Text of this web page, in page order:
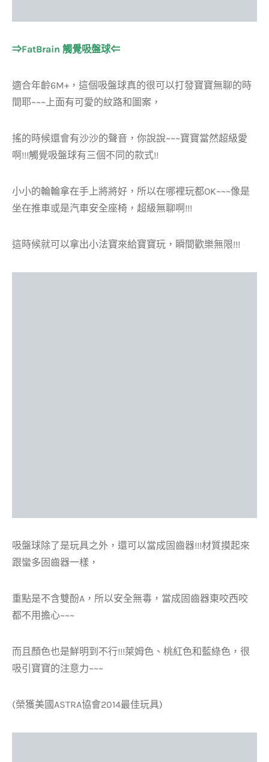
⇒FatBrain 觸覺吸盤球⇐
適合年齡6M+，這個吸盤球真的很可以打發寶寶無聊的時
間耶~~~上面有可愛的紋路和圖案，
搖的時候還會有沙沙的聲音，你說說~~~寶寶當然超級愛
啊!!!觸覺吸盤球有三個不同的款式!!
小小的輪輪拿在手上將將好，所以在哪裡玩都OK~~~像是
坐在推車或是汽車安全座椅，超級無聊啊!!!
這時候就可以拿出小法寶來給寶寶玩，瞬間歡樂無限!!!
吸盤球除了是玩具之外，還可以當成固齒器!!!材質摸起來
跟蠻多固齒器一樣，
重點是不含雙酚A，所以安全無毒，當成固齒器東咬西咬
都不用擔心~~~
而且顏色也是鮮明到不行!!!萊姆色、桃紅色和藍綠色，很
吸引寶寶的注意力~~~
(榮獲美國ASTRA協會2014最佳玩具)